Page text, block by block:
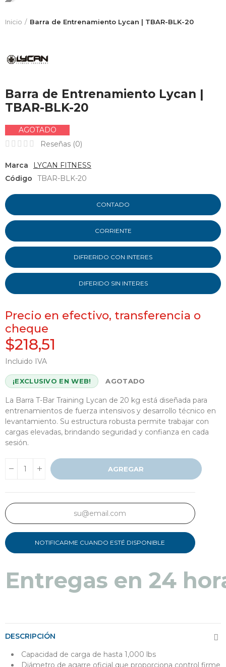
Inicio Barra de Entrenamiento Lycan | TBAR-BLK-20
Barra de Entrenamiento Lycan |
TBAR-BLK-20
AGOTADO
Reseñas (0)
Marca
LYCAN FITNESS
Código
TBAR-BLK-20
CONTADO
CORRIENTE
DIFRERIDO CON INTERES
DIFERIDO SIN INTERES
Precio en efectivo, transferencia o
cheque
$218,51
Incluido IVA
¡EXCLUSIVO EN WEB! AGOTADO
La Barra T-Bar Training Lycan de 20 kg está diseñada para
entrenamientos de fuerza intensivos y desarrollo técnico en
levantamiento. Su estructura robusta permite trabajar con
cargas elevadas, brindando seguridad y confianza en cada
sesión.
AGREGAR
NOTIFICARME CUANDO ESTÉ DISPONIBLE
Entregas en 24
DESCRIPCIÓN
Capacidad de carga de hasta 1,000 lbs
Diámetro de agarre oficial que proporciona control firme